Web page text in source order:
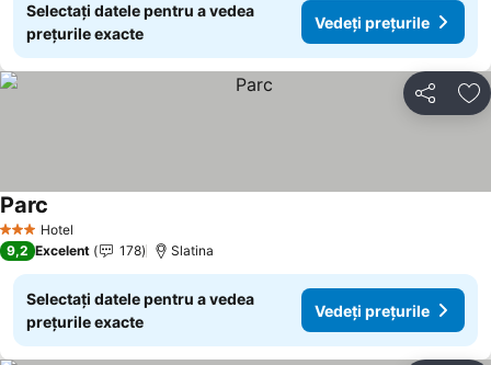
Selectați datele pentru a vedea
prețurile exacte
Vedeți prețurile
Distribuiți
3 SteleHotel
Parc
9,2 Excelent 178 Slatina
Selectați datele pentru a vedea
prețurile exacte
Vedeți prețurile